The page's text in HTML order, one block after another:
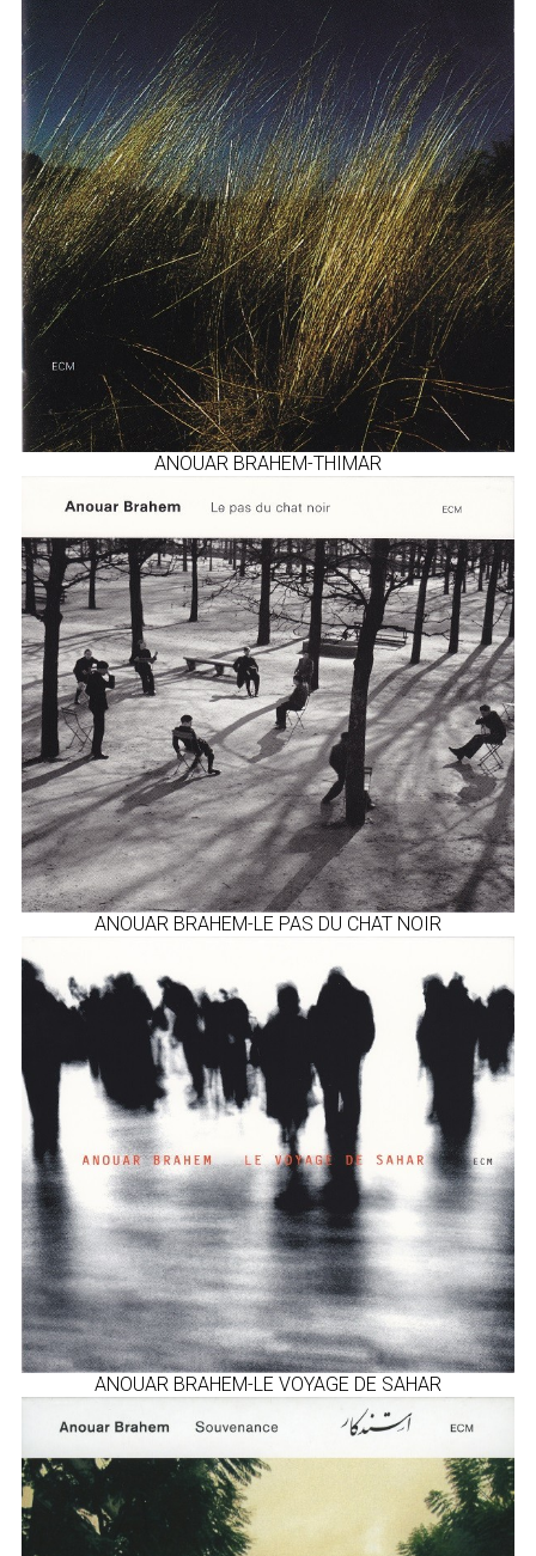
ANOUAR BRAHEM-THIMAR
ANOUAR BRAHEM-LE PAS DU CHAT NOIR
ANOUAR BRAHEM-LE VOYAGE DE SAHAR